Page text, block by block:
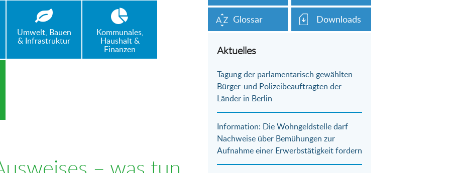
Umwelt, Bauen
& Infrastruktur
Kommunales,
Haushalt &
Finanzen
– was tun
Glossar Downloads
Aktuelles
Tagung der parlamentarisch gewählten
Bürger-und Polizeibeauftragten der
Länder in Berlin
Information: Die Wohngeldstelle darf
Nachweise über Bemühungen zur
Aufnahme einer Erwerbstätigkeit fordern